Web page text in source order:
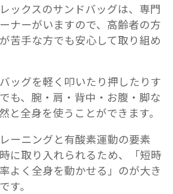
ックスのサンドバッグは、専門
ナーがいますので、高齢者の方
苦手な方でも安心して取り組め
ッグを軽く叩いたり押したりす
も、腕・肩・背中・お腹・脚な
と全身を使うことができます。
ーニングと有酸素運動の要素
に取り入れられるため、「短時
よく全身を動かせる」のが大き
す。